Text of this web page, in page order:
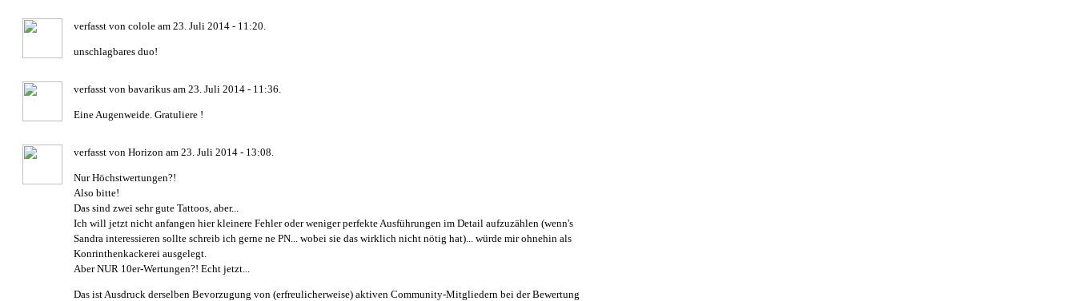
verfasst von colole am 23. Juli 2014 - 11:20.
unschlagbares duo!
verfasst von bavarikus am 23. Juli 2014 - 11:36.
Eine Augenweide. Gratuliere !
verfasst von Horizon am 23. Juli 2014 - 13:08.
Nur Höchstwertungen?!
Also bitte!
Das sind zwei sehr gute Tattoos, aber...
Ich will jetzt nicht anfangen hier kleinere Fehler oder weniger perfekte Ausführungen im Detail aufzuzählen (wenn's
Sandra interessieren sollte schreib ich gerne ne PN... wobei sie das wirklich nicht nötig hat)... würde mir ohnehin als
Konrinthenkackerei ausgelegt.
Aber NUR 10er-Wertungen?! Echt jetzt...
Das ist Ausdruck derselben Bevorzugung von (erfreulicherweise) aktiven Community-Mitgliedern bei der Bewertung